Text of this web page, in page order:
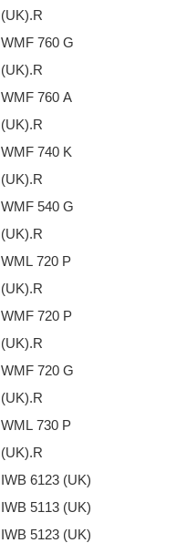
(UK).R
WMF 760 G
(UK).R
WMF 760 A
(UK).R
WMF 740 K
(UK).R
WMF 540 G
(UK).R
WML 720 P
(UK).R
WMF 720 P
(UK).R
WMF 720 G
(UK).R
WML 730 P
(UK).R
IWB 6123 (UK)
IWB 5113 (UK)
IWB 5123 (UK)